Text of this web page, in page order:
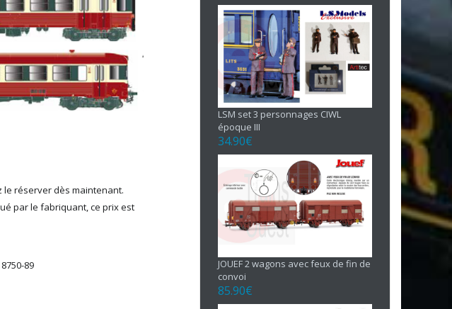
le réserver dès maintenant.
par le fabriquant, ce prix est
89
LSM set 3 personnages CIWL
époque III
34.90€
JOUEF 2 wagons avec feux de fin de
convoi
85.90€